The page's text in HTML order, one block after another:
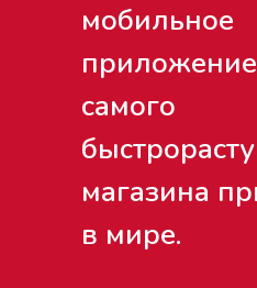
мобильное
самого
магазина
в мире.